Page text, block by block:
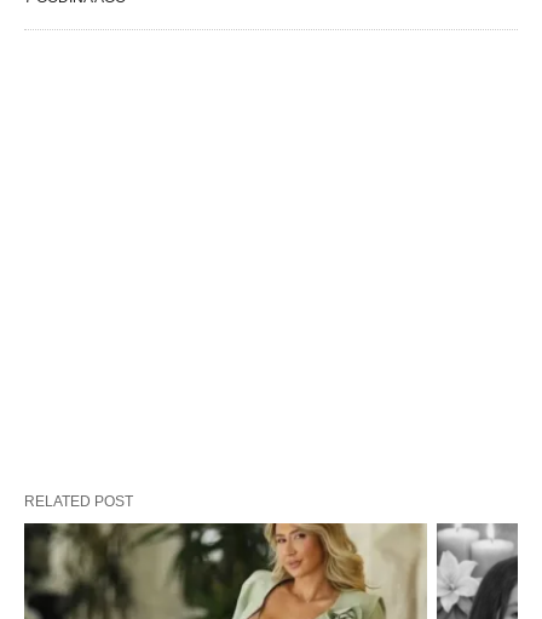
RELATED POST